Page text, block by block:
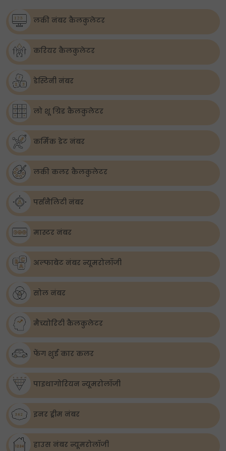
लकी नंबर कैलकुलेटर
करियर कैलकुलेटर
डेस्टिनी नंबर
लो शू ग्रिड कैलकुलेटर
कर्मिक डेट नंबर
लकी कलर कैलकुलेटर
पर्सनैलिटी नंबर
मास्टर नंबर
अल्फाबेट नंबर न्यूमरोलॉजी
सोल नंबर
मैच्योरिटी कैलकुलेटर
फेंग शुई कार कलर
पाइथागोरियन न्यूमरोलॉजी
इनर ड्रीम नंबर
हाउस नंबर न्यूमरोलॉजी